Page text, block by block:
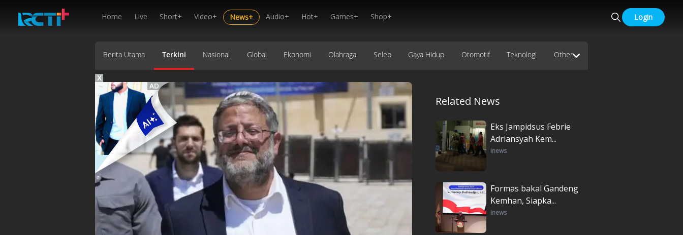
Home Live Short+ Video+ News+ Audio+ Hot+ Games+ Shop+ Login
Berita Utama Terkini Nasional Global Ekonomi Olahraga Seleb Gaya Hidup Otomotif Teknologi Other
Related News
Eks Jampidsus Febrie
Adriansyah Kem...
inews
Formas bakal Gandeng
Kemhan, Siapka...
inews
X